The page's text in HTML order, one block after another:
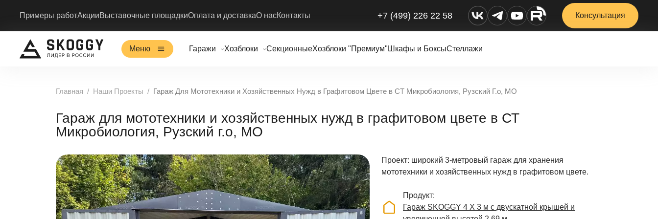
Примеры работАкцииВыставочные площадкиОплата и доставкаО насКонтакты +7 (499) 226 22 58 Консультация
Меню Гаражи Хозблоки СекционныеХозблоки "Премиум" Шкафы и БоксыСтеллажи
Главная Наши Проекты Гараж Для Мототехники и Хозяйственных Нужд в Графитовом Цвете в СТ Микробиология, Рузский Г.о, МО
Гараж для мототехники и хозяйственных нужд в графитовом цвете в СТ
Микробиология, Рузский г.о, МО
Проект: широкий 3-метровый гараж для хранения
мототехники и хозяйственных нужд в графитовом цвете.
Продукт
Гараж SKOGGY 4 Х 3 м с двускатной крышей и